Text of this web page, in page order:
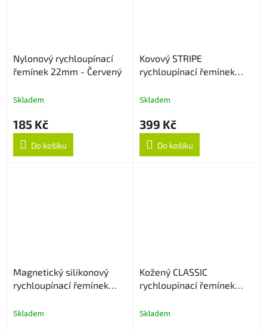
Nylonový rychloupínací
řemínek 22mm - Červený
Skladem
185 Kč
Do košíku
Kovový STRIPE
rychloupínací řemínek
Skladem
399 Kč
Do košíku
Magnetický silikonový
rychloupínací řemínek
Skladem
Kožený CLASSIC
rychloupínací řemínek
Skladem